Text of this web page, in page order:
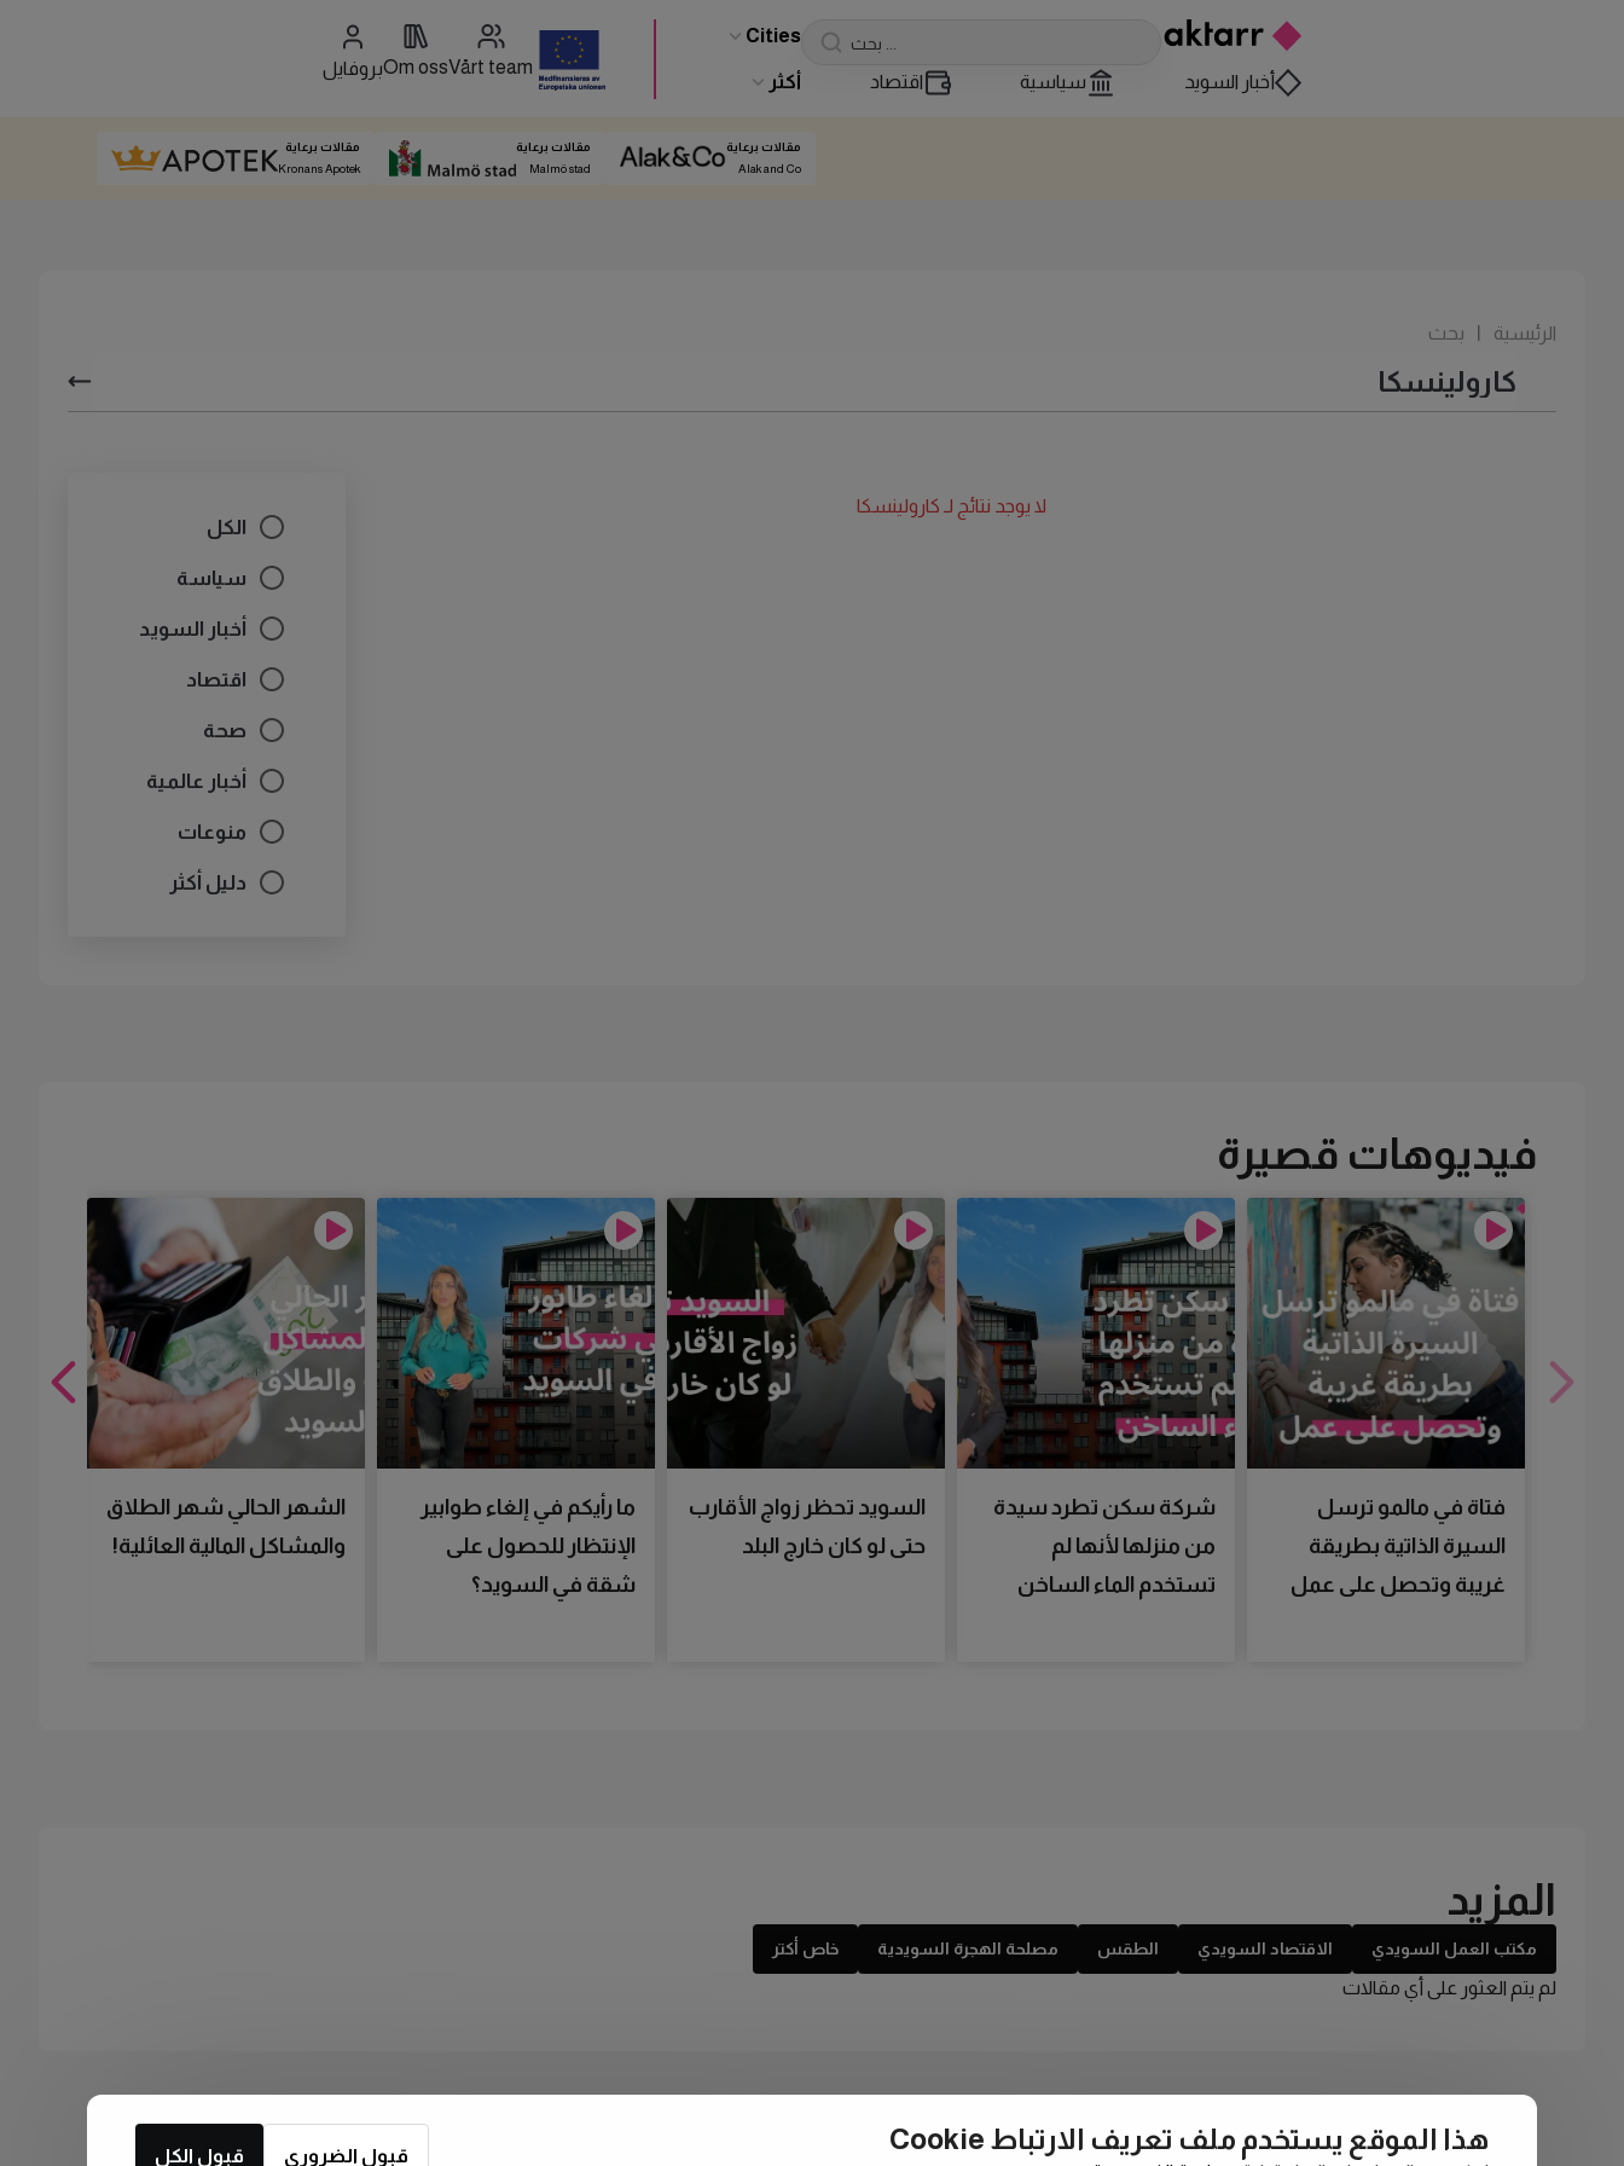
Cities
أخبار السويد سياسية اقتصاد أكثر
Vårt team
Om ossبروفايل
مقالات برعاية
Alak and Co
مقالات برعاية
Malmö stad
مقالات برعاية
Kronans Apotek
الرئيسية | بحث
الكل
سياسة
أخبار السويد
اقتصاد
صحة
أخبار عالمية
منوعات
دليل أكثر
لا يوجد نتائج لـ كارولينسكا
فيديوهات قصيرة
فتاة في مالمو ترسل
السيرة الذاتية بطريقة
غريبة وتحصل على عمل
شركة سكن تطرد سيدة
من منزلها لأنها لم
تستخدم الماء الساخن
السويد تحظر زواج الأقارب
حتى لو كان خارج البلد
ما رأيكم في إلغاء طوابير
الإنتظار للحصول على
شقة في السويد؟
الشهر الحالي شهر الطلاق
والمشاكل المالية العائلية!
المزيد
مكتب العمل السويدي الاقتصاد السويدي الطقس مصلحة الهجرة السويدية خاص أكتر
لم يتم العثور على أي مقالات
هذا الموقع يستخدم ملف تعريف الارتباط Cookie
قبول الكل قبول الضروري